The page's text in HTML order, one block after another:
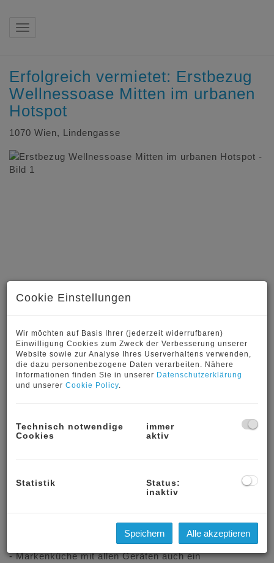
Navigation anzeigen
Erfolgreich vermietet: Erstbezug
Wellnessoase Mitten im urbanen
Hotspot
1070 Wien, Lindengasse
Mitten im trendigen 7. Wiener Bezirk
in einer neu
erbauten " WOHN-BASE " zieht alltäglicher Komfort in
- Großzügiger Wohnraum mit offener Küche und
- Markenküche mit allen Geräten auch ein
Cookie Einstellungen
Wir möchten auf Basis Ihrer (jederzeit widerrufbaren)
Einwilligung Cookies zum Zweck der Verbesserung unserer
Website sowie zur Analyse Ihres Userverhaltens verwenden,
die dazu personenbezogene Daten verarbeiten. Nähere
Informationen finden Sie in unserer Datenschutzerklärung
und unserer Cookie Policy
Technisch notwendige
Cookies
immer
aktiv
Statistik
Status:
inaktiv
Speichern Alle akzeptieren